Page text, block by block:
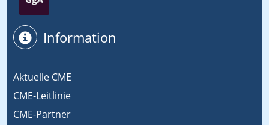
Information
Aktuelle CME
CME-Leitlinie
CME-Partner